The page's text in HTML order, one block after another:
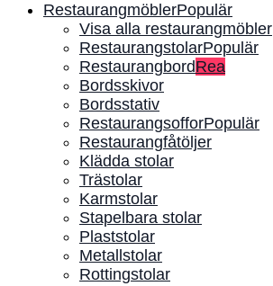
Restaurangmöbler
Visa alla restaurangmöbler
Restaurangstolar
Restaurangbord
Bordsskivor
Bordsstativ
Restaurangsoffor
Restaurangfåtöljer
Klädda stolar
Trästolar
Karmstolar
Stapelbara stolar
Plaststolar
Metallstolar
Rottingstolar